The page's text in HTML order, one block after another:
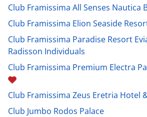
Club Framissima All Senses Nautica
Club Framissima Elion Seaside
Club Framissima Paradise Resort
Radisson Individuals
Club Framissima Premium Electra
Club Framissima Zeus Eretria Hotel
Club Jumbo Rodos Palace